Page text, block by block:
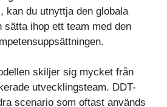
kan du utnyttja den globala
sätta ihop ett team med den
skiljer sig mycket från
utvecklingsteam. DDT-
scenario som oftast används